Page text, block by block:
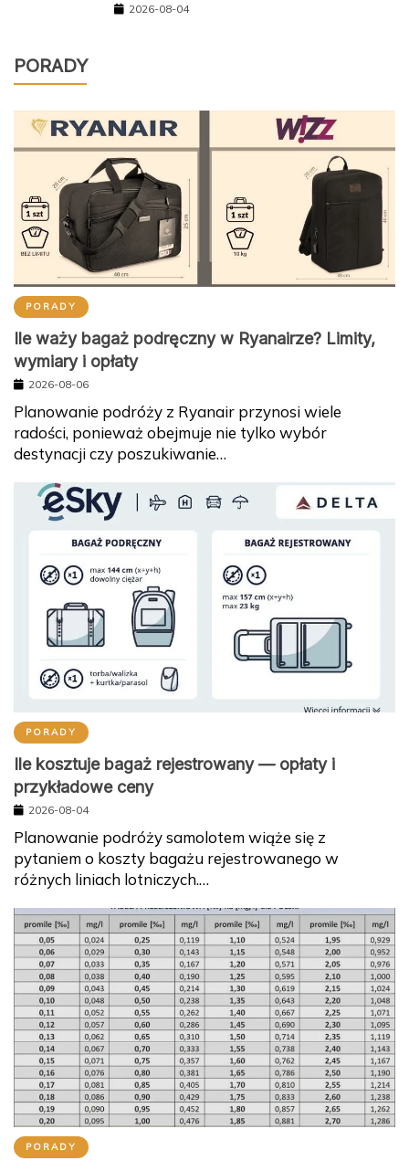
2026-08-04
PORADY
PORADY
Ile waży bagaż podręczny w Ryanairze? Limity,
wymiary i opłaty
2026-08-06
Planowanie podróży z Ryanair przynosi wiele
radości, ponieważ obejmuje nie tylko wybór
destynacji czy poszukiwanie…
PORADY
Ile kosztuje bagaż rejestrowany — opłaty i
przykładowe ceny
2026-08-04
Planowanie podróży samolotem wiąże się z
pytaniem o koszty bagażu rejestrowanego w
różnych liniach lotniczych.…
PORADY